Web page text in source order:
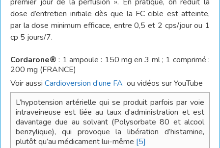
dose d’entretien initiale dès que la FC cible est atteinte,
par la dose minimum efficace, entre 0,5 et 2 cps/jour ou 1
cp 5 jours/7.
Cordarone® : 1 ampoule : 150 mg en 3 ml ; 1 comprimé :
200 mg (FRANCE)
Voir aussi Cardioversion d’une FA ou vidéos sur YouTube
L’hypotension artérielle qui se produit parfois par voie
intraveineuse est liée au taux d’administration et est
davantage due au solvant (Polysorbate 80 et alcool
benzylique), qui provoque la libération d’histamine,
plutôt qu’au médicament lui-même [5]